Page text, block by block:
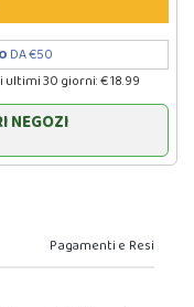
DA €50
30 giorni: € 18.99
NEGOZI
Pagamenti e Resi